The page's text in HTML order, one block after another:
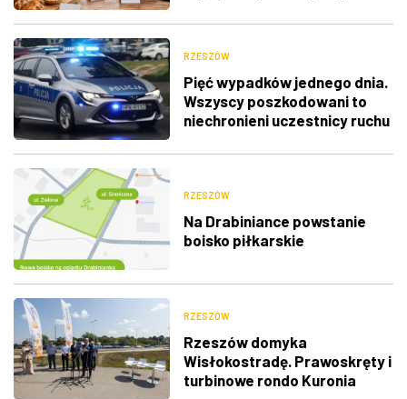
RZESZÓW
Pięć wypadków jednego dnia.
Wszyscy poszkodowani to
niechronieni uczestnicy ruchu
RZESZÓW
Na Drabiniance powstanie
boisko piłkarskie
RZESZÓW
Rzeszów domyka
Wisłokostradę. Prawoskręty i
turbinowe rondo Kuronia